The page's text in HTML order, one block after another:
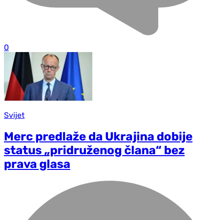
0
Svijet
Merc predlaže da Ukrajina dobije
status „pridruženog člana“ bez
prava glasa